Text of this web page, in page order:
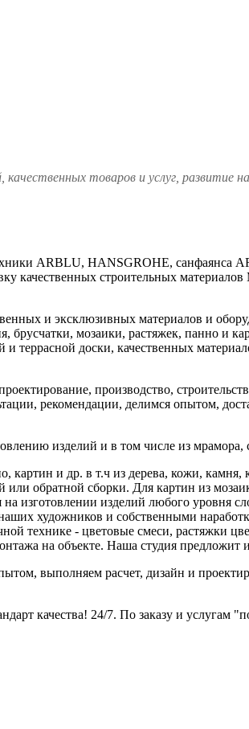
товаров и услуг, развитие
ARBLU, HANSGROHE,
качественных строительных
и эксклюзивных материалов и
брусчатки, мозаики, растяжек, панно и
доски, качественных
производство,
рекомендации, делимся опытом,
изделий и в том числе из мрамора,
картин и др. в т.ч из дерева, кожи,
обратной сборки. Для картин из
изготовлении изделий любого уровня
художников и собственными
технике - цветовые смеси, растяжки
на объекте. Наша студия
выполняем расчет, дизайн и
качества! 24/7. По заказу и услугам